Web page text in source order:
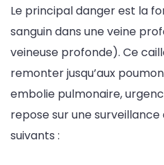
Le principal danger est la
sanguin dans une veine
veineuse profonde). Ce
remonter jusqu’aux
embolie pulmonaire,
repose sur une
suivants :